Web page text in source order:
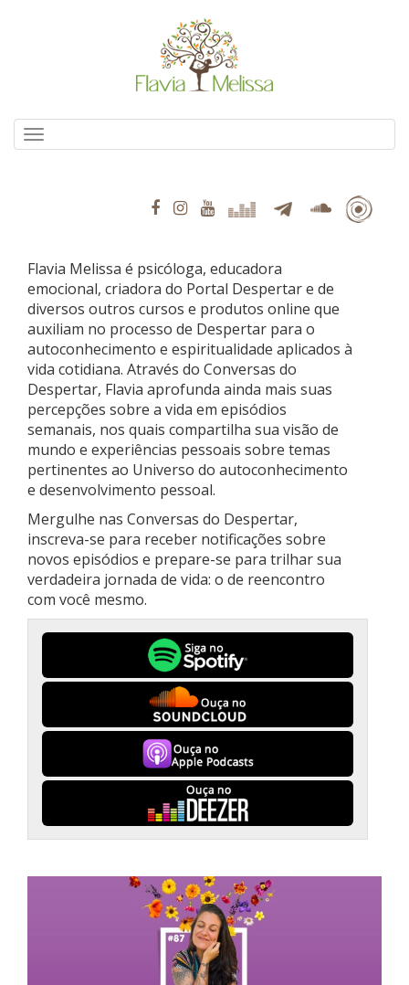
Flavia Melissa é psicóloga, educadora
emocional, criadora do Portal Despertar e de
diversos outros cursos e produtos online que
auxiliam no processo de Despertar para o
autoconhecimento e espiritualidade aplicados à
vida cotidiana. Através do Conversas do
Despertar, Flavia aprofunda ainda mais suas
percepções sobre a vida em episódios
semanais, nos quais compartilha sua visão de
mundo e experiências pessoais sobre temas
pertinentes ao Universo do autoconhecimento
e desenvolvimento pessoal.
Mergulhe nas Conversas do Despertar,
inscreva-se para receber notificações sobre
novos episódios e prepare-se para trilhar sua
verdadeira jornada de vida: o de reencontro
com você mesmo.